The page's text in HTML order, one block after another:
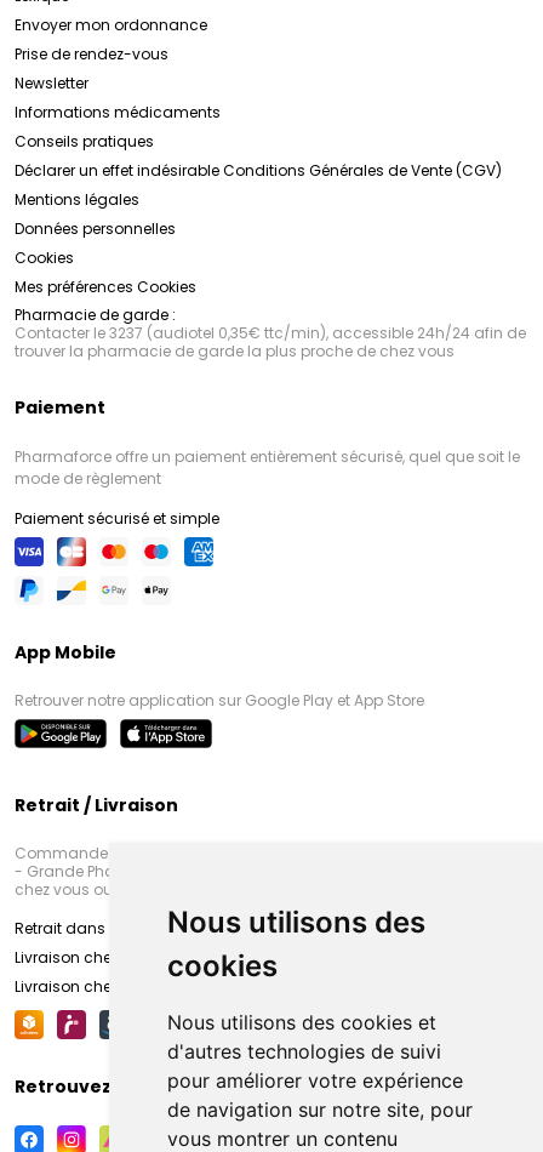
Nous utilisons des
cookies
Nous utilisons des cookies et
d'autres technologies de suivi
pour améliorer votre expérience
de navigation sur notre site, pour
vous montrer un contenu
Envoyer mon ordonnance
Prise de rendez-vous
Newsletter
Informations médicaments
Conseils pratiques
Déclarer un effet indésirableConditions Générales de Vente (CGV)
Mentions légales
Données personnelles
Cookies
Mes préférences Cookies
Pharmacie de garde :
Contacter le 3237 (audiotel 0,35€ ttc/min), accessible 24h/24 afin de
trouver la pharmacie de garde la plus proche de chez vous
Paiement
Pharmaforce offre un paiement entièrement sécurisé, quel que soit le
mode de règlement
Paiement sécurisé et simple
App Mobile
Retrouver notre application sur Google Play et App Store
Retrait / Livraison
Commandez en ligne et venez chercher votre commande à Amiens
- Grande Pharmacie d’Amiens (Fachon) ou recevez-là rapidement
chez vous ou en point retrait
Retrait dans la pharmacie d’Amiens
Livraison chez vous
Livraison chez votre commerçant
Retrouvez-nous sur vos réseaux sociaux